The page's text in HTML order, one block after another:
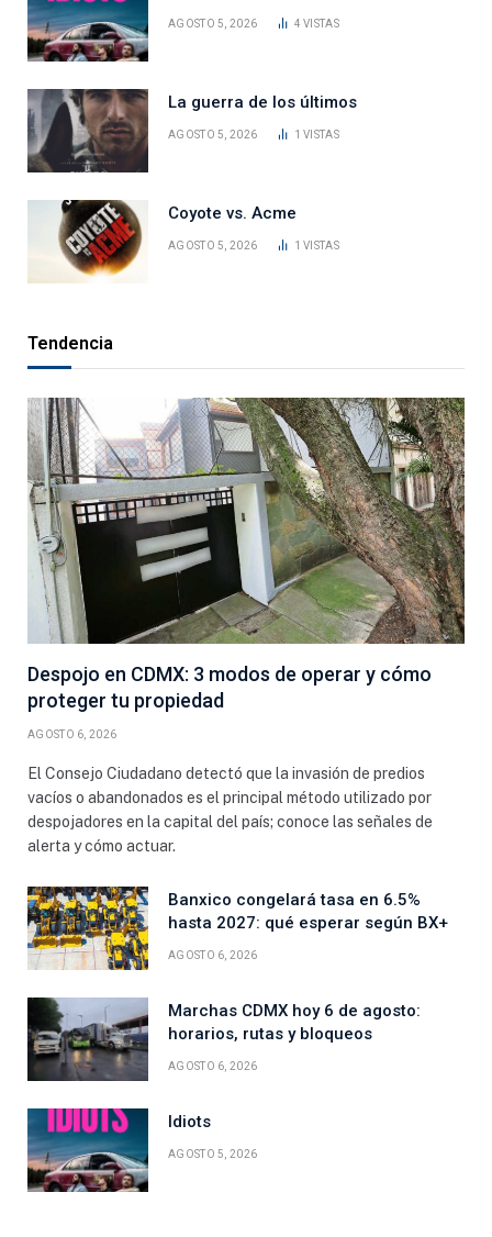
AGOSTO 5, 2026 4VISTAS
La guerra de los últimos
AGOSTO 5, 2026 1VISTAS
Coyote vs. Acme
AGOSTO 5, 2026 1VISTAS
Tendencia
Despojo en CDMX: 3 modos de operar y cómo
proteger tu propiedad
AGOSTO 6, 2026
El Consejo Ciudadano detectó que la invasión de predios
vacíos o abandonados es el principal método utilizado por
despojadores en la capital del país; conoce las señales de
alerta y cómo actuar.
Banxico congelará tasa en 6.5%
hasta 2027: qué esperar según BX+
AGOSTO 6, 2026
Marchas CDMX hoy 6 de agosto:
horarios, rutas y bloqueos
AGOSTO 6, 2026
Idiots
AGOSTO 5, 2026